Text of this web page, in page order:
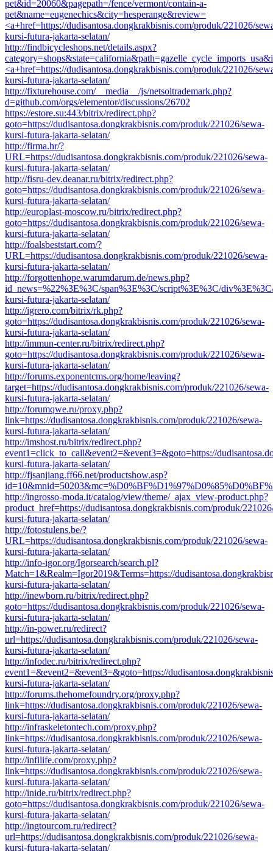
pet&id=20060&pagepath=/fence/vermont/contain-a-
pet&name=eugenechics&city=hesperange&review=
<a+href=https://dudisantosa.dongkrakbisnis.com/produk/221026/
kursi-futura-jakarta-selatan/
http://findbicycleshops.net/details.aspx?
<a+href=https://dudisantosa.dongkrakbisnis.com/produk/221026/
kursi-futura-jakarta-selatan/
http://fixturehouse.com/__media__/js/netsoltrademark.php?
d=github.com/orgs/elementor/discussions/26702
https://estore.su:443/bitrix/redirect.php?
goto=https://dudisantosa.dongkrakbisnis.com/produk/221026/sewa-
kursi-futura-jakarta-selatan/
http://firma.hr/?
URL=https://dudisantosa.dongkrakbisnis.com/produk/221026/sewa-
kursi-futura-jakarta-selatan/
http://fisru-dev.deanar.ru/bitrix/redirect.php?
goto=https://dudisantosa.dongkrakbisnis.com/produk/221026/sewa-
kursi-futura-jakarta-selatan/
http://europlast-moscow.ru/bitrix/redirect.php?
goto=https://dudisantosa.dongkrakbisnis.com/produk/221026/sewa-
kursi-futura-jakarta-selatan/
http://foalsbeststart.com/?
URL=https://dudisantosa.dongkrakbisnis.com/produk/221026/sewa-
kursi-futura-jakarta-selatan/
http://forgottenhope.warumdarum.de/news.php?
id_news=%22%3E%3C/span%3E%3C/script%3E%3C/
kursi-futura-jakarta-selatan/
http://igrero.com/bitrix/rk.php?
goto=https://dudisantosa.dongkrakbisnis.com/produk/221026/sewa-
kursi-futura-jakarta-selatan/
http://immun-center.ru/bitrix/redirect.php?
goto=https://dudisantosa.dongkrakbisnis.com/produk/221026/sewa-
kursi-futura-jakarta-selatan/
http://forums.exponentcms.org/home/leaving?
target=https://dudisantosa.dongkrakbisnis.com/produk/221026/sewa-
kursi-futura-jakarta-selatan/
http://forumqwe.ru/proxy.php?
link=https://dudisantosa.dongkrakbisnis.com/produk/221026/sewa-
kursi-futura-jakarta-selatan/
http://imshost.ru/bitrix/redirect.php?
event1=click_to_call&event2=&event3=&goto=https://
kursi-futura-jakarta-selatan/
http://fjsanjiang.ff66.net/productshow.asp?
http://ingrosso-moda.it/catalog/view/theme/_ajax_view-product.php?
product_href=https://dudisantosa.dongkrakbisnis.com/produk/
kursi-futura-jakarta-selatan/
http://fotostulens.be/?
URL=https://dudisantosa.dongkrakbisnis.com/produk/221026/sewa-
kursi-futura-jakarta-selatan/
http://info-igor.org/Igorsearch/search.pl?
Match=1&Realm=Igor2019&Terms=https://
kursi-futura-jakarta-selatan/
http://inewborn.ru/bitrix/redirect.php?
goto=https://dudisantosa.dongkrakbisnis.com/produk/221026/sewa-
kursi-futura-jakarta-selatan/
http://in-power.ru/redirect?
url=https://dudisantosa.dongkrakbisnis.com/produk/221026/sewa-
kursi-futura-jakarta-selatan/
http://infodec.ru/bitrix/redirect.php?
event1=&event2=&event3=&goto=https://
kursi-futura-jakarta-selatan/
http://forums.thehomefoundry.org/proxy.php?
link=https://dudisantosa.dongkrakbisnis.com/produk/221026/sewa-
kursi-futura-jakarta-selatan/
http://infraskeletontech.com/proxy.php?
link=https://dudisantosa.dongkrakbisnis.com/produk/221026/sewa-
kursi-futura-jakarta-selatan/
http://infilife.com/proxy.php?
link=https://dudisantosa.dongkrakbisnis.com/produk/221026/sewa-
kursi-futura-jakarta-selatan/
http://inide.ru/bitrix/redirect.php?
goto=https://dudisantosa.dongkrakbisnis.com/produk/221026/sewa-
kursi-futura-jakarta-selatan/
http://ingtourcom.ru/redirect?
url=https://dudisantosa.dongkrakbisnis.com/produk/221026/sewa-
kursi-futura-jakarta-selatan/